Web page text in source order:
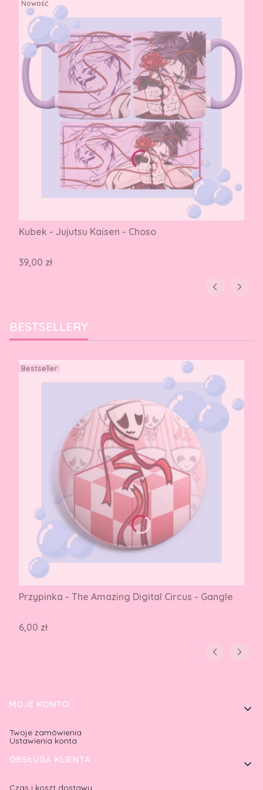
Nowość
Kubek - Jujutsu Kaisen - Choso
Cena
39,00 zł
BESTSELLERY
Bestseller
Przypinka - The Amazing Digital Circus - Gangle
Cena
6,00 zł
Linki w stopce
MOJE KONTO
Twoje zamówienia
Ustawienia konta
OBSŁUGA KLIENTA
Czas i koszt dostawy